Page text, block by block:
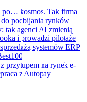
po… kosmos. Tak firma
podbijania rynków
tak agenci AI zmienią
i prowadzi pilotaże
systemów ERP
przytupem na rynek e-
z Autopay